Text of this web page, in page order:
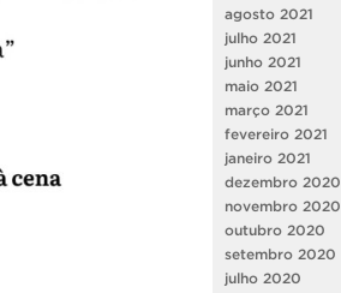
agosto 2021
julho 2021
junho 2021
maio 2021
março 2021
fevereiro 2021
janeiro 2021
dezembro 2020
novembro 2020
outubro 2020
setembro 2020
julho 2020